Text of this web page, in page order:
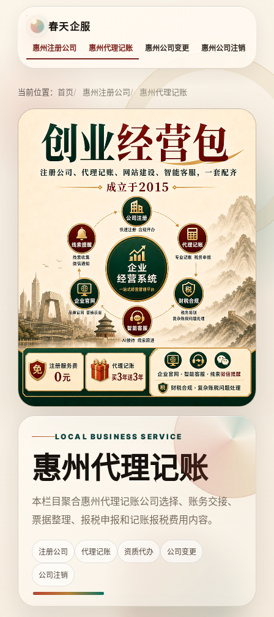
春天企服
惠州注册公司 惠州代理记账 惠州公司变更 惠州公司注销
当前位置： 首页 惠州注册公司 惠州代理记账
LOCAL BUSINESS SERVICE
惠州代理记账
本栏目聚合惠州代理记账公司选择、账务交接、
票据整理、报税申报和记账报税费用内容。
注册公司 代理记账 资质代办 公司变更
公司注销